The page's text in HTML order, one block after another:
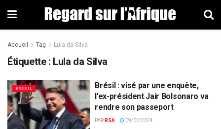
Accueil Tag Lula da Silva
Étiquette : Lula da Silva
BRÉSIL
Brésil : visé par une enquête,
l’ex-président Jair Bolsonaro va
rendre son passeport
PAR RSA 09/02/2024